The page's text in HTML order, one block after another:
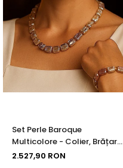
Set Perle Baroque
Multicolore - Colier, Brățară
și Cercei, Aur Galben 14K |
2.527,90 RON